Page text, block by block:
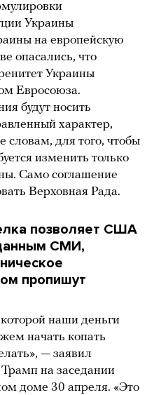
Украины
на европейскую
опасались, что
Украины
Евросоюза.
будут носить
характер,
словам, для того, чтобы
изменить только
Само соглашение
Верховная Рада.
позволяет США
СМИ,
пропишут
наши деньги
начать копать
— заявил
на заседании
доме 30 апреля. «Это